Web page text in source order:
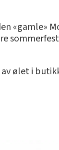
«gamle»
ølet i